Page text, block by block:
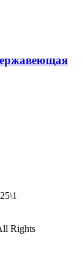
Rights